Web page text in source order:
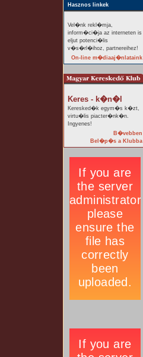
Hasznos linkek
Vel�nk rekl�mja,
inform�ci�ja az interneten is
eljut potenci�lis
v�s�rl�ihoz, partnereihez!
On-line m�diaaj�nlataink
Keres - k�n�l
Keresked�k egym�s k�zt,
virtu�lis piacter�nk�n.
Ingyenes!
B�vebben
Bel�p�s a Klubba